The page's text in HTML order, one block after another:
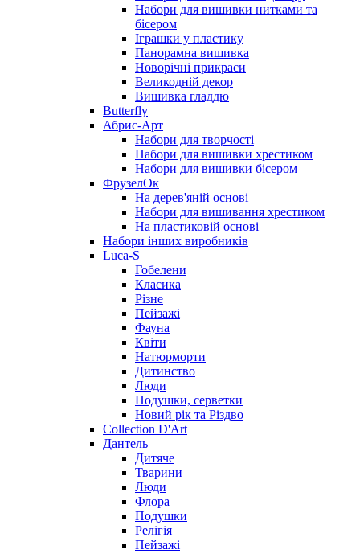
Набори для вишивки нитками та
бісером
Іграшки у пластику
Панорамна вишивка
Новорічні прикраси
Великодній декор
Вишивка гладдю
Butterfly
Абрис-Арт
Набори для творчості
Набори для вишивки хрестиком
Набори для вишивки бісером
ФрузелОк
На дерев'яній основі
Набори для вишивання хрестиком
На пластиковій основі
Набори інших виробників
Luca-S
Гобелени
Класика
Різне
Пейзажі
Фауна
Квіти
Натюрморти
Дитинство
Люди
Подушки, серветки
Новий рік та Різдво
Collection D'Art
Дантель
Дитяче
Тварини
Люди
Флора
Подушки
Релігія
Пейзажі